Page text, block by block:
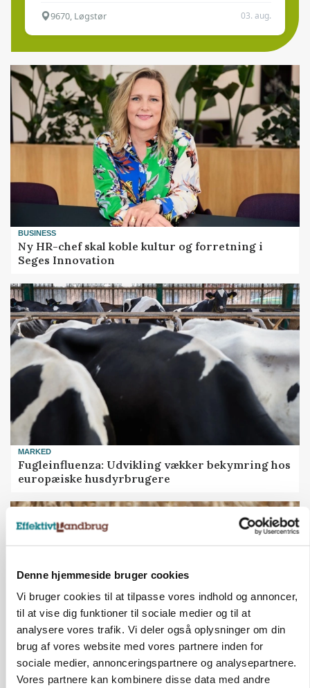
Denne hjemmeside bruger cookies
Vi bruger cookies til at tilpasse vores indhold og annoncer,
til at vise dig funktioner til sociale medier og til at
analysere vores trafik. Vi deler også oplysninger om din
brug af vores website med vores partnere inden for
sociale medier, annonceringspartnere og analysepartnere.
Vores partnere kan kombinere disse data med andre
9670, Løgstør 03. aug.
BUSINESS
Ny HR-chef skal koble kultur og forretning i
Seges Innovation
MARKED
Fugleinfluenza: Udvikling vækker bekymring hos
europæiske husdyrbrugere
KWS Rallys topper årets sortsforsøg i vinterbyg